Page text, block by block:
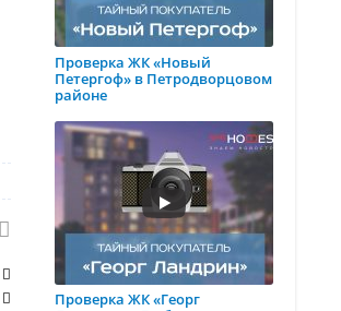
Проверка ЖК «Новый
Петергоф» в Петродворцовом
районе
Проверка ЖК «Георг